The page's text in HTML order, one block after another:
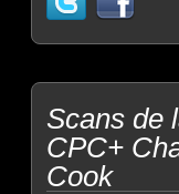
Scans de
CPC+
Cook